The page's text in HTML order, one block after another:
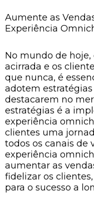
Aumente as
Experiência
No mundo de
acirrada e os
que nunca, é
adotem
destacarem no
estratégias é a
experiência
clientes uma
todos os canais de
experiência
aumentar as
fidelizar os
para o sucesso a